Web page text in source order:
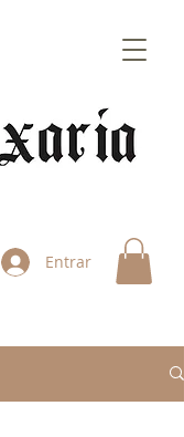
Entrar